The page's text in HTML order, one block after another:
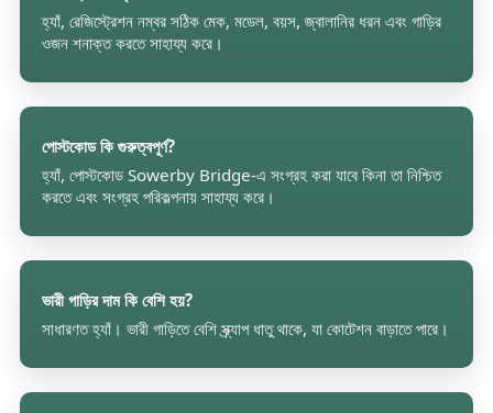
হ্যাঁ, রেজিস্ট্রেশন নম্বর সঠিক মেক, মডেল, বয়স, জ্বালানির ধরন এবং গাড়ির
ওজন শনাক্ত করতে সাহায্য করে।
পোস্টকোড কি গুরুত্বপূর্ণ?
হ্যাঁ, পোস্টকোড Sowerby Bridge-এ সংগ্রহ করা যাবে কিনা তা নিশ্চিত
করতে এবং সংগ্রহ পরিকল্পনায় সাহায্য করে।
ভারী গাড়ির দাম কি বেশি হয়?
সাধারণত হ্যাঁ। ভারী গাড়িতে বেশি স্ক্র্যাপ ধাতু থাকে, যা কোটেশন বাড়াতে পারে।